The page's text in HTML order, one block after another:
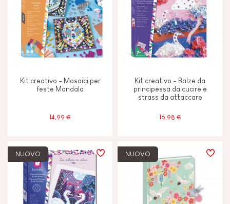
Kit creativo - Mosaici per
feste Mandala
14,99 €
Kit creativo - Balze da
principessa da cucire e
strass da attaccare
16,98 €
NUOVO NUOVO